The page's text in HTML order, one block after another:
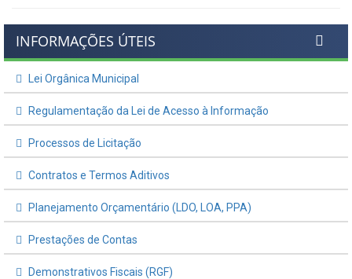
INFORMAÇÕES ÚTEIS
Lei Orgânica Municipal
Regulamentação da Lei de Acesso à Informação
Processos de Licitação
Contratos e Termos Aditivos
Planejamento Orçamentário (LDO, LOA, PPA)
Prestações de Contas
Demonstrativos Fiscais (RGF)